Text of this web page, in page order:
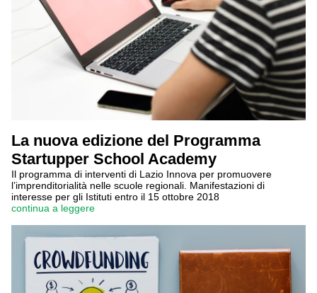
La nuova edizione del Programma
Startupper School Academy
Il programma di interventi di Lazio Innova per promuovere
l’imprenditorialità nelle scuole regionali. Manifestazioni di
interesse per gli Istituti entro il 15 ottobre 2018
continua a leggere